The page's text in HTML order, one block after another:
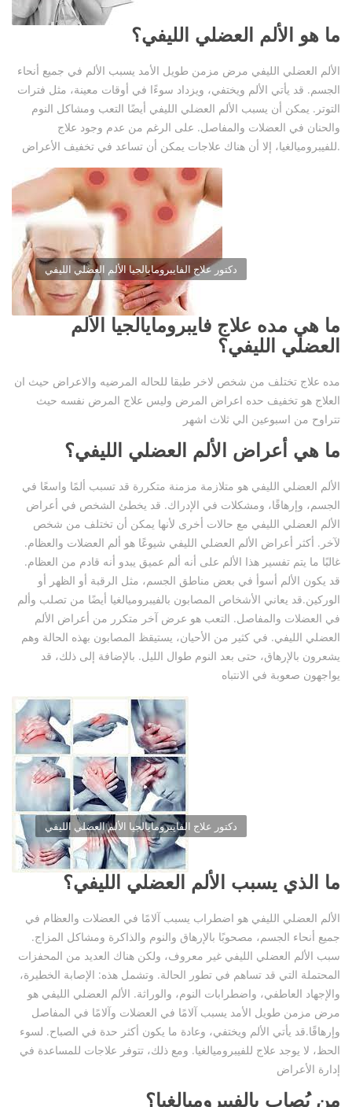
ما هو الألم العضلي الليفي؟
الألم العضلي الليفي مرض مزمن طويل الأمد يسبب الألم في جميع أنحاء
الجسم. قد يأتي الألم ويختفي، ويزداد سوءًا في أوقات معينة، مثل فترات
التوتر. يمكن أن يسبب الألم العضلي الليفي أيضًا التعب ومشاكل النوم
والحنان في العضلات والمفاصل. على الرغم من عدم وجود علاج
للفيبروميالغيا، إلا أن هناك علاجات يمكن أن تساعد في تخفيف الأعراض.
دكتور علاج الفايبرومايالجيا الألم العضلي الليفي
ما هي مده علاج فايبرومايالجيا الألم
العضلي الليفي؟
مده علاج تختلف من شخص لاخر طبقا للحاله المرضيه والاعراض حيث ان
العلاج هو تخفيف حده اعراض المرض وليس علاج المرض نفسه حيث
تتراوح من اسبوعين الي ثلاث اشهر
ما هي أعراض الألم العضلي الليفي؟
الألم العضلي الليفي هو متلازمة مزمنة متكررة قد تسبب ألمًا واسعًا في
الجسم، وإرهاقًا، ومشكلات في الإدراك. قد يخطئ الشخص في أعراض
الألم العضلي الليفي مع حالات أخرى لأنها يمكن أن تختلف من شخص
لآخر. أكثر أعراض الألم العضلي الليفي شيوعًا هو ألم العضلات والعظام.
غالبًا ما يتم تفسير هذا الألم على أنه ألم عميق يبدو أنه قادم من العظام.
قد يكون الألم أسوأ في بعض مناطق الجسم، مثل الرقبة أو الظهر أو
الوركين.قد يعاني الأشخاص المصابون بالفيبروميالغيا أيضًا من تصلب وألم
في العضلات والمفاصل. التعب هو عرض آخر متكرر من أعراض الألم
العضلي الليفي. في كثير من الأحيان، يستيقظ المصابون بهذه الحالة وهم
يشعرون بالإرهاق، حتى بعد النوم طوال الليل. بالإضافة إلى ذلك، قد
يواجهون صعوبة في الانتباه
دكتور علاج الفايبرومايالجيا الألم العضلي الليفي
ما الذي يسبب الألم العضلي الليفي؟
الألم العضلي الليفي هو اضطراب يسبب آلامًا في العضلات والعظام في
جميع أنحاء الجسم، مصحوبًا بالإرهاق والنوم والذاكرة ومشاكل المزاج.
سبب الألم العضلي الليفي غير معروف، ولكن هناك العديد من المحفزات
المحتملة التي قد تساهم في تطور الحالة. وتشمل هذه: الإصابة الخطيرة،
والإجهاد العاطفي، واضطرابات النوم، والوراثة. الألم العضلي الليفي هو
مرض مزمن طويل الأمد يسبب آلامًا في العضلات وآلامًا في المفاصل
وإرهاقًا.قد يأتي الألم ويختفي، وعادة ما يكون أكثر حدة في الصباح. لسوء
الحظ، لا يوجد علاج للفيبروميالغيا. ومع ذلك، تتوفر علاجات للمساعدة في
إدارة الأعراض
من يُصاب بالفيبروميالغيا؟